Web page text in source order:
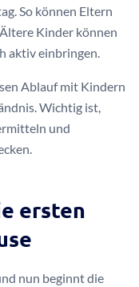
So können Eltern
Kinder können
aktiv einbringen.
Ablauf mit Kindern
Wichtig ist,
und
ersten
nun beginnt die